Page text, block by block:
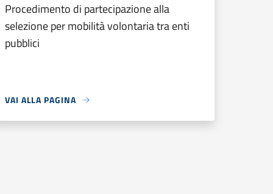
Procedimento di partecipazione alla
selezione per mobilità volontaria tra enti
pubblici
VAI ALLA PAGINA